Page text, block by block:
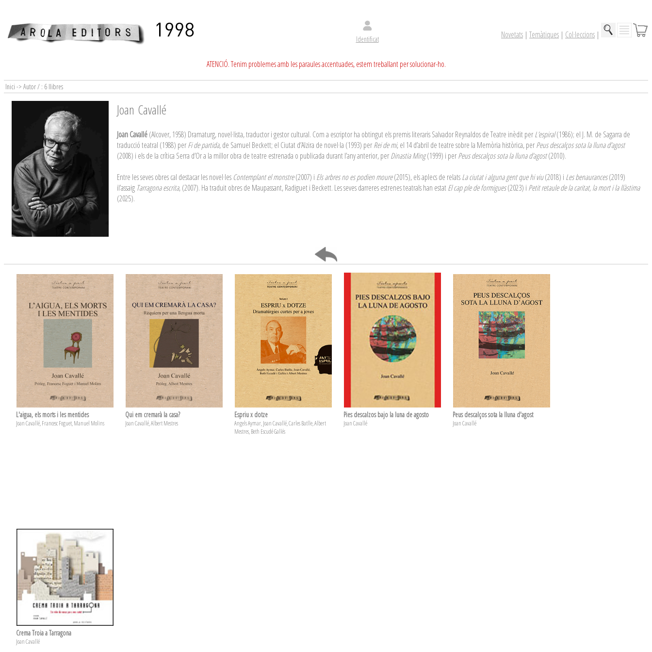
Identificat Novetats | Temàtiques | Col·leccions |
ATENCIÓ. Tenim problemes amb les paraules accentuades, estem treballant per solucionar-ho.
Inici -> Autor / : 6 llibres
Joan Cavallé
Joan Cavallé(Alcover, 1958) Dramaturg, novel·lista, traductor i gestor cultural. Com a escriptor ha obtingut els premis literaris Salvador Reynaldos de Teatre inèdit perL’espiral(1986); el J. M. de Sagarra de
traducció teatral (1988) perFi de partida, de Samuel Beckett; el Ciutat d’Alzira de novel·la (1993) perRei de mi, el 14 d’abril de teatre sobre la Memòria històrica, perPeus descalços sota la lluna d’agost
(2008) i els de la crítica Serra d’Or a la millor obra de teatre estrenada o publicada durant l’any anterior, perDinastia Ming(1999) i perPeus descalços sota la lluna d’agost(2010).
Entre les seves obres cal destacar les novel·les Contemplant el monstre(2007) i Els arbres no es podien moure(2015), els aplecs de relatsLa ciutat i alguna gent que hi viu(2018) i Les benaurances(2019)
il’assaig Tarragona escrita, (2007). Ha traduit obres de Maupassant, Radiguet i Beckett. Les seves darreres estrenes teatrals han estatEl cap ple de formigues(2023) i Petit retaule de la caritat, la mort i la llàstima
(2025).
L'aigua, els morts i les mentides
Joan Cavallé, Francesc Foguet, Manuel Molins
Qui em cremarà la casa?
Joan Cavallé, Albert Mestres
Espriu x dotze
Angels Aymar, Joan Cavallé, Carles Batlle, Albert
Mestres, Beth Escudé Gallés
Pies descalzos bajo la luna de agosto
Joan Cavallé
Peus descalços sota la lluna d'agost
Joan Cavallé
Crema Troia a Tarragona
Joan Cavallé